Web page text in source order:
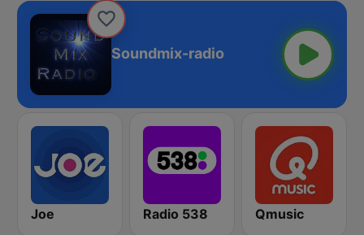
Soundmix-radio
Joe Radio 538 Qmusic